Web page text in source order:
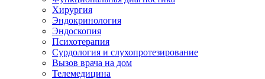
Хирургия
Эндокринология
Эндоскопия
Психотерапия
Сурдология и слухопротезирование
Вызов врача на дом
Телемедицина